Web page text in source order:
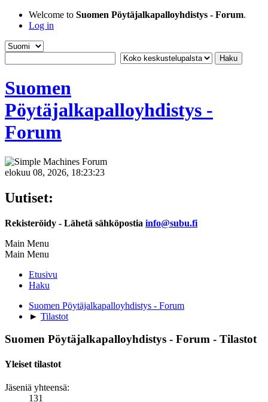
Welcome to Suomen Pöytäjalkapalloyhdistys - Forum.
Log in
Suomen
Pöytäjalkapalloyhdistys -
Forum
elokuu 08, 2026, 18:23:23
Uutiset:
Rekisteröidy - Lähetä sähköpostia info@subu.fi
Main Menu
Main Menu
Etusivu
Haku
Suomen Pöytäjalkapalloyhdistys - Forum
► Tilastot
Suomen Pöytäjalkapalloyhdistys - Forum - Tilastot
Yleiset tilastot
Jäseniä yhteensä:
131